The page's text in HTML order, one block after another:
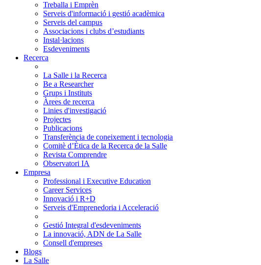
Treballa i Emprèn
Serveis d'informació i gestió acadèmica
Serveis del campus
Associacions i clubs d’estudiants
Instal·lacions
Esdeveniments
Recerca
La Salle i la Recerca
Be a Researcher
Grups i Instituts
Àrees de recerca
Linies d'investigació
Projectes
Publicacions
Transferència de coneixement i tecnologia
Comitè d’Ètica de la Recerca de la Salle
Revista Comprendre
Observatori IA
Empresa
Professional i Executive Education
Career Services
Innovació i R+D
Serveis d'Emprenedoria i Acceleració
Gestió Integral d'esdeveniments
La innovació, ADN de La Salle
Consell d'empreses
Blogs
La Salle